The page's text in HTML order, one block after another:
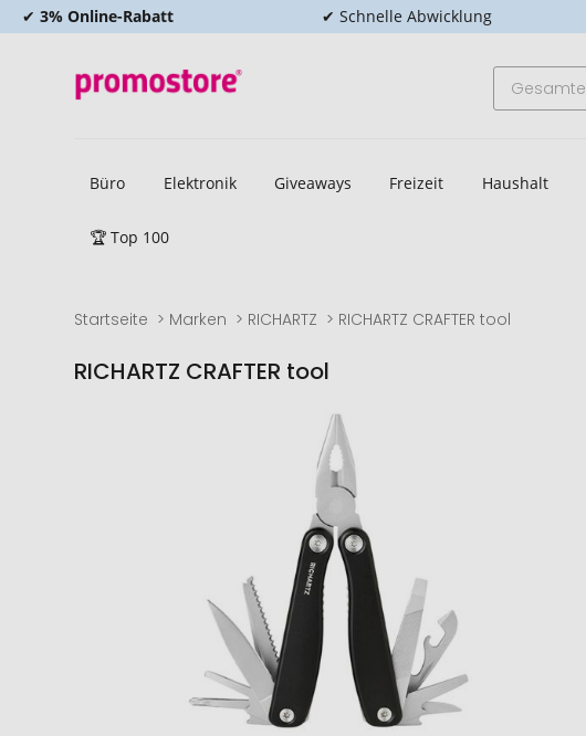
✔ 3% Online-Rabatt ✔ Schnelle Abwicklung
Büro Elektronik Giveaways Freizeit Haushalt
🏆 Top 100
Startseite Marken RICHARTZ RICHARTZ CRAFTER tool
RICHARTZ CRAFTER tool